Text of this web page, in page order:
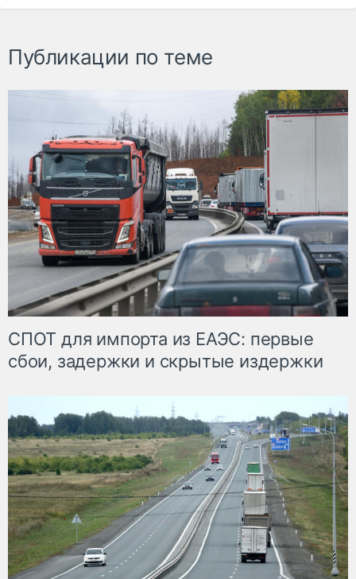
Публикации по теме
СПОТ для импорта из ЕАЭС: первые
сбои, задержки и скрытые издержки